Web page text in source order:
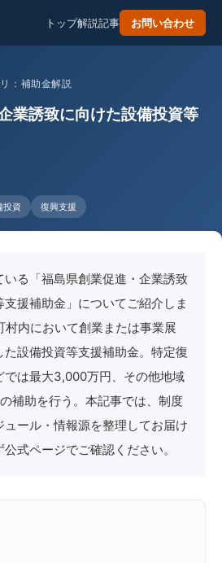
トップ解説記事 お問い合わせ
：補助金解説
業誘致に向けた設備投資等
投資 復興支援
る「福島県創業促進・企業誘致
援補助金」についてご紹介しま
村内において創業または事業展
た設備投資等支援補助金。特定復
では最大3,000万円、その他地域
補助を行う。本記事では、制度
ール・情報源を整理してお届け
式ページでご確認ください。